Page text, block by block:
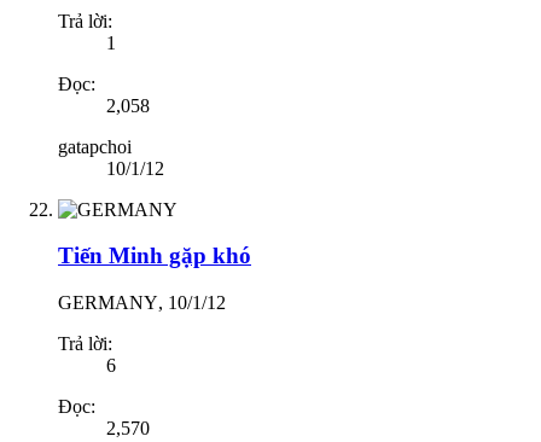
Trả lời:
1
Đọc:
2,058
gatapchoi
10/1/12
Tiến Minh gặp khó
GERMANY, 10/1/12
Trả lời:
6
Đọc:
2,570